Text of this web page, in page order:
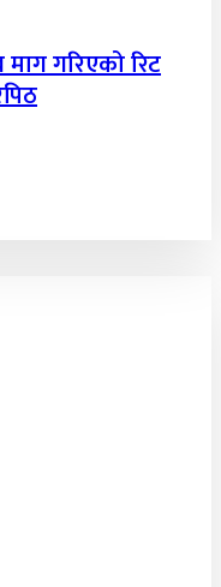
माग गरिएको रिट